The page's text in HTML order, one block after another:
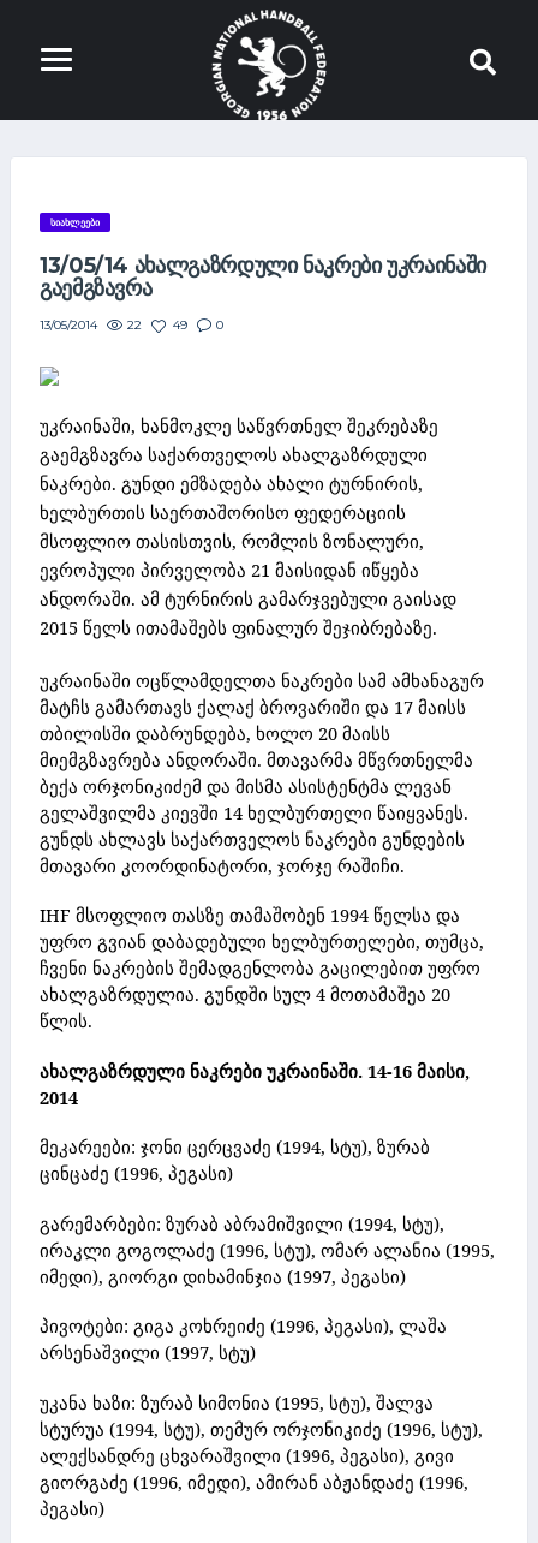
ᲡᲘᲐᲮᲚᲔᲔᲑᲘ
13/05/14 ᲐᲮᲐᲚᲒᲐᲖᲠᲓᲣᲚᲘ ᲜᲐᲙᲠᲔᲑᲘ ᲣᲙᲠᲐᲘᲜᲐᲨᲘ
ᲒᲐᲔᲛᲒᲖᲐᲕᲠᲐ
13/05/2014 22 49 0
უკრაინაში, ხანმოკლე საწვრთნელ შეკრებაზე
გაემგზავრა საქართველოს ახალგაზრდული
ნაკრები. გუნდი ემზადება ახალი ტურნირის,
ხელბურთის საერთაშორისო ფედერაციის
მსოფლიო თასისთვის, რომლის ზონალური,
ევროპული პირველობა 21 მაისიდან იწყება
ანდორაში. ამ ტურნირის გამარჯვებული გაისად
2015 წელს ითამაშებს ფინალურ შეჯიბრებაზე.
უკრაინაში ოცწლამდელთა ნაკრები სამ ამხანაგურ
მატჩს გამართავს ქალაქ ბროვარიში და 17 მაისს
თბილისში დაბრუნდება, ხოლო 20 მაისს
მიემგზავრება ანდორაში. მთავარმა მწვრთნელმა
ბექა ორჯონიკიძემ და მისმა ასისტენტმა ლევან
გელაშვილმა კიევში 14 ხელბურთელი წაიყვანეს.
გუნდს ახლავს საქართველოს ნაკრები გუნდების
მთავარი კოორდინატორი, ჯორჯე რაშიჩი.
IHF მსოფლიო თასზე თამაშობენ 1994 წელსა და
უფრო გვიან დაბადებული ხელბურთელები, თუმცა,
ჩვენი ნაკრების შემადგენლობა გაცილებით უფრო
ახალგაზრდულია. გუნდში სულ 4 მოთამაშეა 20
წლის.
ახალგაზრდული ნაკრები უკრაინაში. 14-16 მაისი,
2014
მეკარეები: ჯონი ცერცვაძე (1994, სტუ), ზურაბ
ცინცაძე (1996, პეგასი)
გარემარბები: ზურაბ აბრამიშვილი (1994, სტუ),
ირაკლი გოგოლაძე (1996, სტუ), ომარ ალანია (1995,
იმედი), გიორგი დიხამინჯია (1997, პეგასი)
პივოტები: გიგა კოხრეიძე (1996, პეგასი), ლაშა
არსენაშვილი (1997, სტუ)
უკანა ხაზი: ზურაბ სიმონია (1995, სტუ), შალვა
სტურუა (1994, სტუ), თემურ ორჯონიკიძე (1996, სტუ),
ალექსანდრე ცხვარაშვილი (1996, პეგასი), გივი
გიორგაძე (1996, იმედი), ამირან აბჟანდაძე (1996,
პეგასი)